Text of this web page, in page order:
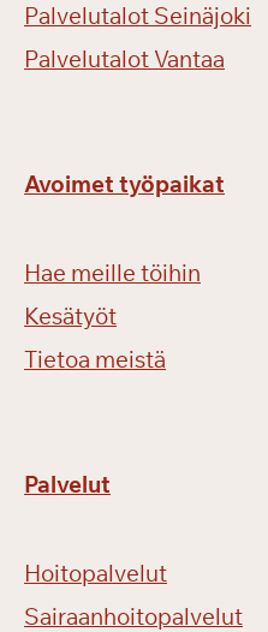
Palvelutalot Seinäjoki
Palvelutalot Vantaa
Avoimet työpaikat
Hae meille töihin
Kesätyöt
Tietoa meistä
Palvelut
Hoitopalvelut
Sairaanhoitopalvelut